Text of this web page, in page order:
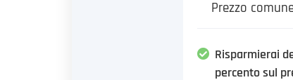
Prezzo
Risparmierai
percento sul